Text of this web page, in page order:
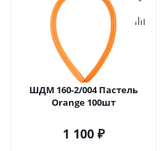
ШДМ 160-2/004 Пастель
Orange 100шт
1 100 ₽